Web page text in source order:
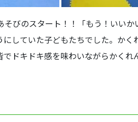
びのスタート！！「もう！いい
していた子どもたちでした。か
ドキドキ感を味わいながらかくれ